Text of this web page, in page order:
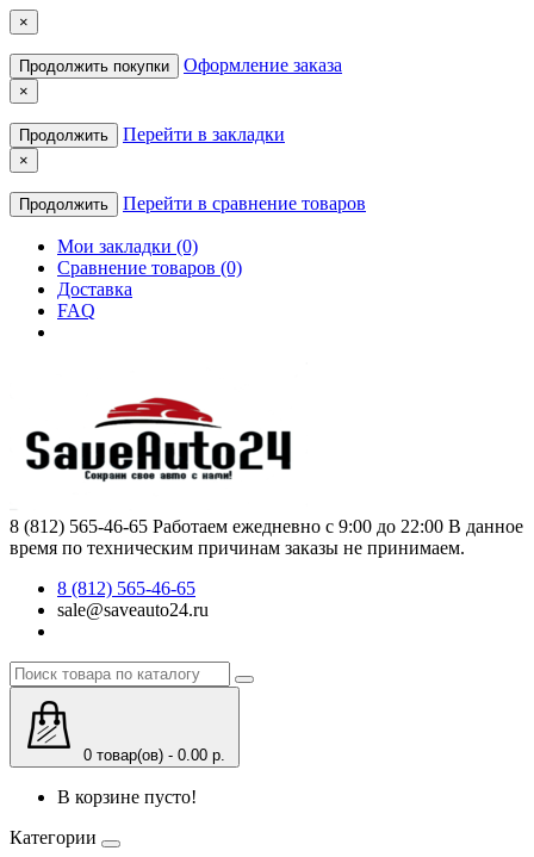
×
Продолжить покупки Оформление заказа
×
Продолжить Перейти в закладки
×
Продолжить Перейти в сравнение товаров
Мои закладки (0)
Сравнение товаров (0)
Доставка
FAQ
8 (812) 565-46-65 Работаем ежедневно с 9:00 до 22:00 В данное
время по техническим причинам заказы не принимаем.
8 (812) 565-46-65
sale@saveauto24.ru
0 товар(ов) - 0.00 р.
В корзине пусто!
Категории